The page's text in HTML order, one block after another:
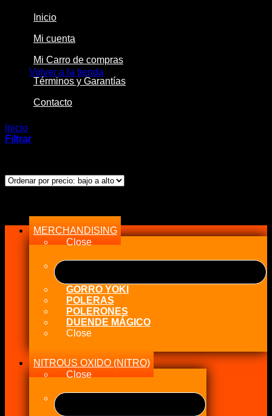
Volver a la tienda
Inicio
Mi cuenta
Mi Carro de compras
Términos y Garantías
Contacto
Inicio
Filtrar
MERCHANDISING
Close
GORRO YOKI
POLERAS
POLERONES
DUENDE MÁGICO
Close
NITROUS OXIDO (NITRO)
Close